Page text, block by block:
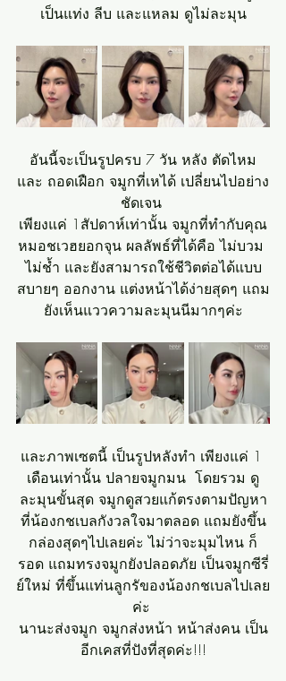
เป็นแท่ง ลีบ และแหลม ดูไม่ละมุน
อันนี้จะเป็นรูปครบ 7 วัน หลัง ตัดไหม
และ ถอดเฝือก จมูกที่เหได้ เปลี่ยนไปอย่าง
ชัดเจน
เพียงแค่ 1สัปดาห์เท่านั้น จมูกที่ทำกับคุณ
หมอชเวฮยอกจุน ผลลัพธ์ที่ได้คือ ไม่บวม
ไม่ช้ำ และยังสามารถใช้ชีวิตต่อได้แบบ
สบายๆ ออกงาน แต่งหน้าได้ง่ายสุดๆ แถม
ยังเห็นแววความละมุนนีมากๆค่ะ
และภาพเซตนี้ เป็นรูปหลังทำ เพียงแค่ 1
เดือนเท่านั้น ปลายจมูกมน  โดยรวม ดู
ละมุนขั้นสุด จมูกดูสวยแก้ตรงตามปัญหา
ที่น้องกชเบลกังวลใจมาตลอด แถมยังขึ้น
กล่องสุดๆไปเลยค่ะ ไม่ว่าจะมุมไหน ก็
รอด แถมทรงจมูกยังปลอดภัย เป็นจมูกซีรี่
ย์ใหม่ ที่ขึ้นแท่นลูกรัของน้องกชเบลไปเลย
ค่ะ
นานะส่งจมูก จมูกส่งหน้า หน้าส่งคน เป็น
อีกเคสที่ปังที่สุดค่ะ!!!